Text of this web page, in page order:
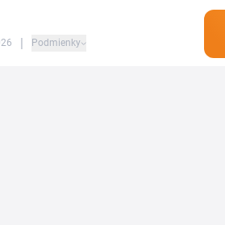
| Podmienky